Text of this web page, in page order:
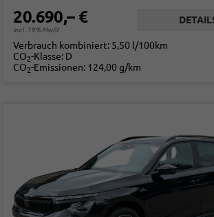
20.690,– €
incl. 19% MwSt.
Verbrauch kombiniert: 5,50 l/100km
CO2-Klasse: D
CO2-Emissionen: 124,00 g/km